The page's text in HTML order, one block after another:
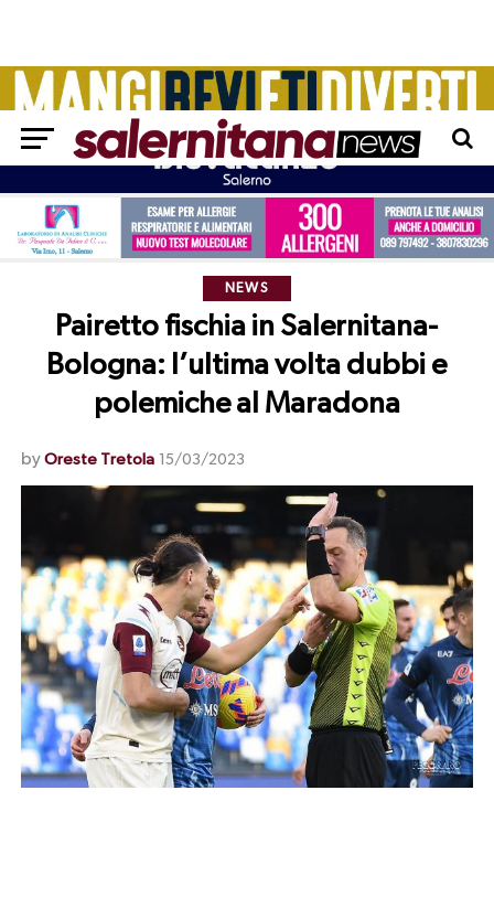
NEWS
Pairetto fischia in Salernitana-
Bologna: l’ultima volta dubbi e
polemiche al Maradona
by Oreste Tretola 15/03/2023